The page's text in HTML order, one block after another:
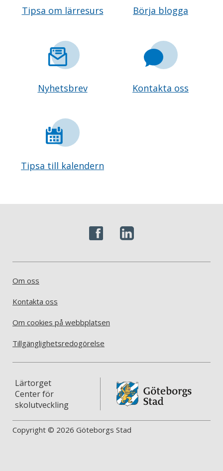
Tipsa om lärresurs Börja blogga
Nyhetsbrev Kontakta oss
Tipsa till kalendern
Om oss
Kontakta oss
Om cookies på webbplatsen
Tillgänglighetsredogörelse
Lärtorget
Center för
skolutveckling
Copyright © 2026 Göteborgs Stad